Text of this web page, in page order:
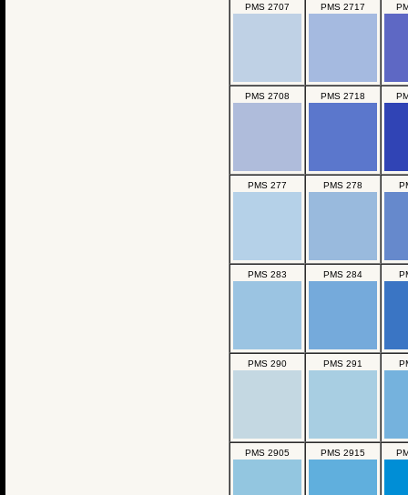
PMS 2707 PMS 2717
PMS 2708 PMS 2718
PMS 277 PMS 278
PMS 283 PMS 284
PMS 290 PMS 291
PMS 2905 PMS 2915